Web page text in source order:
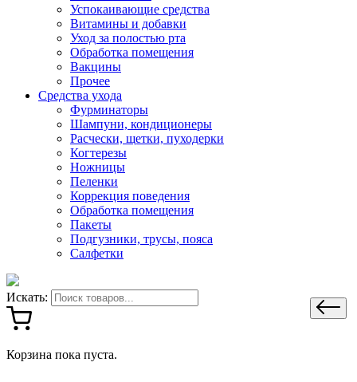
Успокаивающие средства
Витамины и добавки
Уход за полостью рта
Обработка помещения
Вакцины
Прочее
Средства ухода
Фурминаторы
Шампуни, кондиционеры
Расчески, щетки, пуходерки
Когтерезы
Ножницы
Пеленки
Коррекция поведения
Обработка помещения
Пакеты
Подгузники, трусы, пояса
Салфетки
Искать:
Корзина пока пуста.